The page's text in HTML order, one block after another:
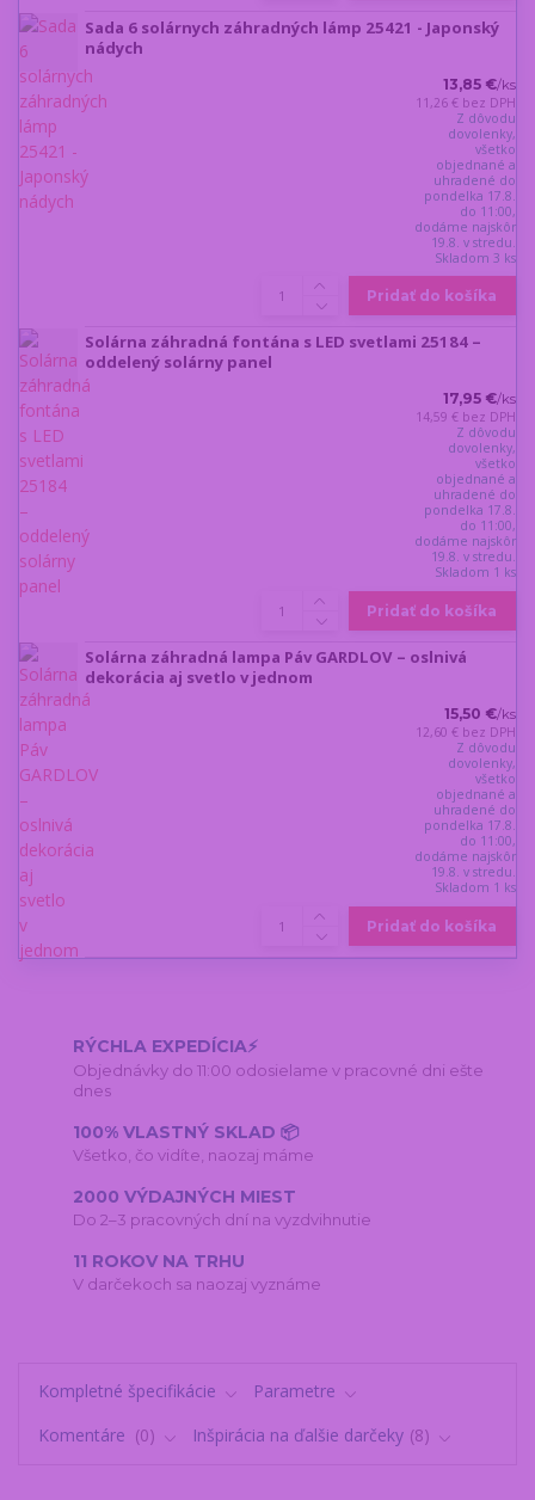
Sada 6 solárnych záhradných lámp 25421 - Japonský
nádych
13,85 €/ks
11,26 € bez DPH
Z dôvodu
dovolenky,
všetko
objednané a
uhradené do
pondelka 17.8.
do 11:00,
dodáme najskôr
19.8. v stredu.
Skladom 3 ks
Pridať do košíka
Solárna záhradná fontána s LED svetlami 25184 –
oddelený solárny panel
17,95 €/ks
14,59 € bez DPH
Z dôvodu
dovolenky,
všetko
objednané a
uhradené do
pondelka 17.8.
do 11:00,
dodáme najskôr
19.8. v stredu.
Skladom 1 ks
Pridať do košíka
Solárna záhradná lampa Páv GARDLOV – oslnivá
dekorácia aj svetlo v jednom
15,50 €/ks
12,60 € bez DPH
Z dôvodu
dovolenky,
všetko
objednané a
uhradené do
pondelka 17.8.
do 11:00,
dodáme najskôr
19.8. v stredu.
Skladom 1 ks
Pridať do košíka
RÝCHLA EXPEDÍCIA⚡
Objednávky do 11:00 odosielame v pracovné dni ešte
dnes
100% VLASTNÝ SKLAD 📦
Všetko, čo vidíte, naozaj máme
2000 VÝDAJNÝCH MIEST
Do 2–3 pracovných dní na vyzdvihnutie
11 ROKOV NA TRHU
V darčekoch sa naozaj vyznáme
Kompletné špecifikácie
Parametre
Komentáre
0 Inšpirácia na ďalšie darčeky 8